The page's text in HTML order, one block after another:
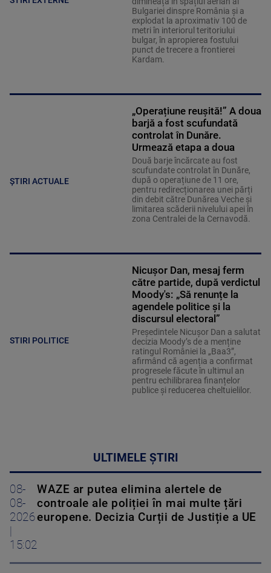
Bulgariei dinspre România și a
explodat la aproximativ 100 de
metri în interiorul teritoriului
bulgar, în apropierea fostului
punct de trecere a frontierei
Kardam.
ȘTIRI ACTUALE
„Operațiune reușită!” A doua
barjă a fost scufundată
controlat în Dunăre.
Urmează etapa a doua
Două barje încărcate au fost
scufundate controlat în Dunăre,
după o operațiune de 11 ore,
pentru redirecționarea unei părți
din debit către Dunărea Veche și
limitarea scăderii nivelului apei în
zona Centralei de la Cernavodă.
STIRI POLITICE
Nicușor Dan, mesaj ferm
către partide, după verdictul
Moody's: „Să renunțe la
agendele politice şi la
discursul electoral”
Președintele Nicușor Dan a salutat
decizia Moody’s de a menține
ratingul României la „Baa3”,
afirmând că agenția a confirmat
progresele făcute în ultimul an
pentru echilibrarea finanțelor
publice și reducerea cheltuielilor.
ULTIMELE ȘTIRI
08-
08-
2026
15:02
WAZE ar putea elimina alertele de
controale ale poliției în mai multe țări
europene. Decizia Curții de Justiție a UE